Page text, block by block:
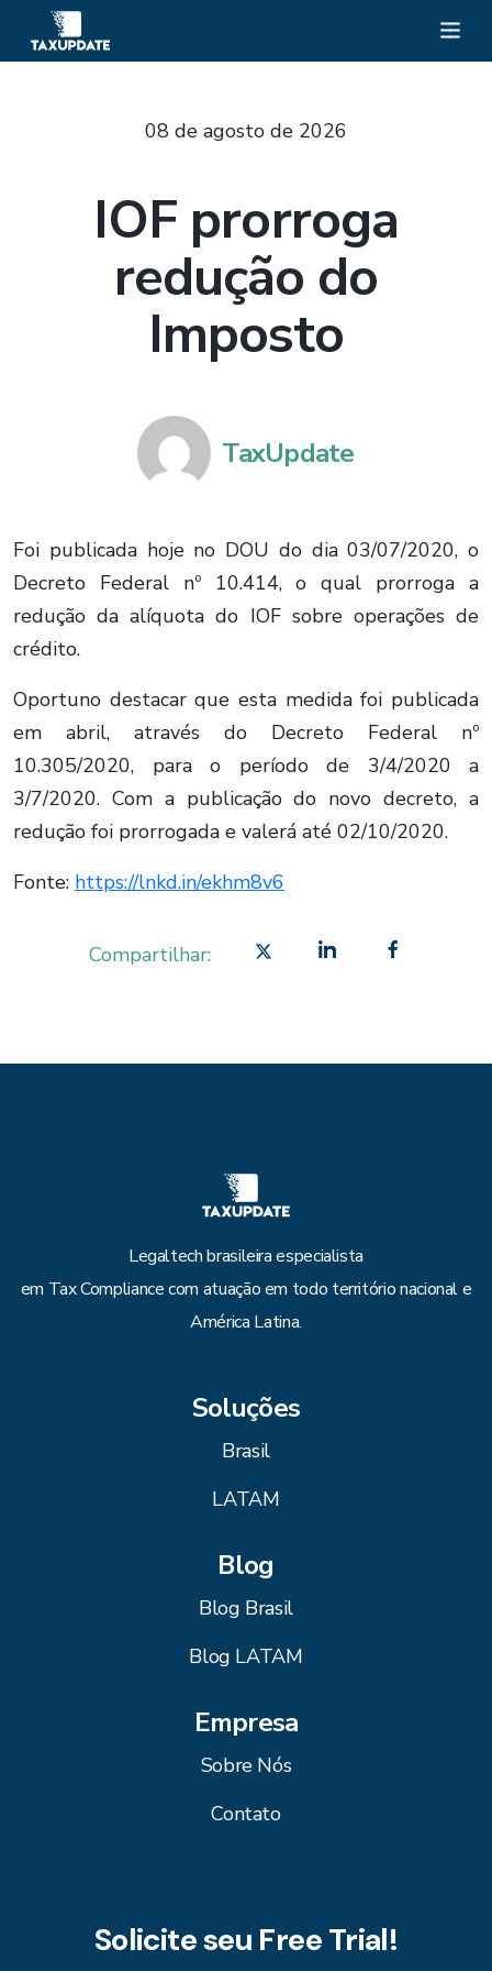
08 de agosto de 2026
IOF prorroga
redução do
Imposto
TaxUpdate
Foi publicada hoje no DOU do dia 03/07/2020, o
Decreto Federal nº 10.414, o qual prorroga a
redução da alíquota do IOF sobre operações de
crédito.
Oportuno destacar que esta medida foi publicada
em abril, através do Decreto Federal nº
10.305/2020, para o período de 3/4/2020 a
3/7/2020. Com a publicação do novo decreto, a
redução foi prorrogada e valerá até 02/10/2020.
Fonte: https://lnkd.in/ekhm8v6
Compartilhar:
Legaltech brasileira especialista
em Tax Compliance com atuação em todo território nacional e
América Latina.
Soluções
Brasil
LATAM
Blog
Blog Brasil
Blog LATAM
Empresa
Sobre Nós
Contato
Solicite seu Free Trial!